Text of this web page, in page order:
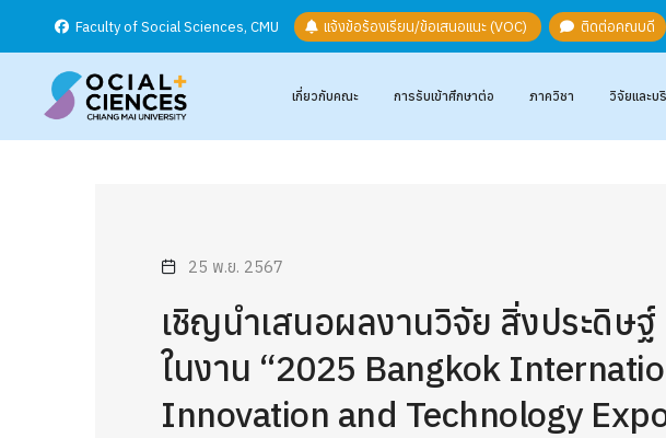
Faculty of Social Sciences, CMU แจ้งข้อร้องเรียน/ข้อเสนอแนะ (VOC) ติดต่อคณบดี
เกี่ยวกับคณะ การรับเข้าศึกษาต่อ ภาควิชา วิจัยและบ
25 พ.ย. 2567
เชิญนำเสนอผลงานวิจัย สิ่งประดิษ
ในงาน “2025 Bangkok
Innovation and Technology